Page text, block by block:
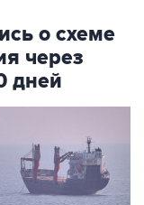
о схеме
через
дней